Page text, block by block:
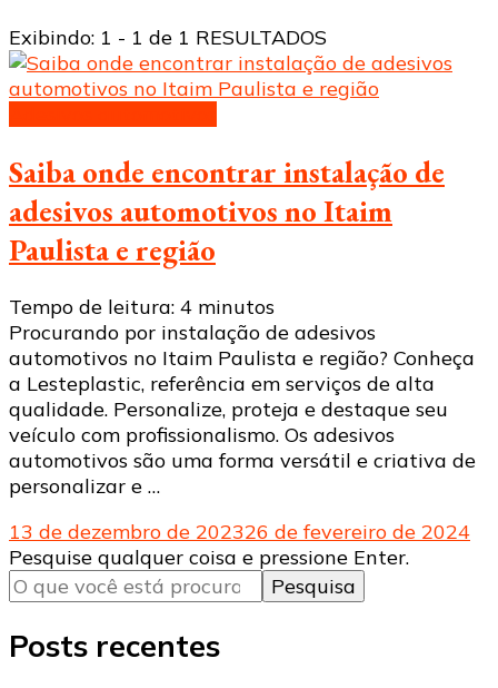
Exibindo: 1 - 1 de 1 RESULTADOS
Saiba onde encontrar instalação de
adesivos automotivos no Itaim
Paulista e região
Tempo de leitura: 4 minutos
Procurando por instalação de adesivos
automotivos no Itaim Paulista e região? Conheça
a Lesteplastic, referência em serviços de alta
qualidade. Personalize, proteja e destaque seu
veículo com profissionalismo. Os adesivos
automotivos são uma forma versátil e criativa de
personalizar e …
13 de dezembro de 202326 de fevereiro de 2024
Procurando
algo?
Pesquise qualquer coisa e pressione Enter.
Posts recentes